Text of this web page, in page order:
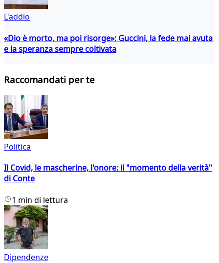
L'addio
«Dio è morto, ma poi risorge»: Guccini, la fede mai avuta
e la speranza sempre coltivata
Raccomandati per te
Politica
Il Covid, le mascherine, l'onore: il "momento della verità"
di Conte
1 min di lettura
Dipendenze